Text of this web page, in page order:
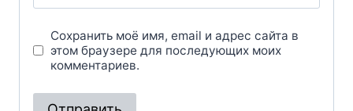
Сохранить моё имя, email и адрес сайта в
этом браузере для последующих моих
комментариев.